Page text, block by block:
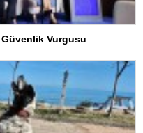
Güvenlik Vurgusu